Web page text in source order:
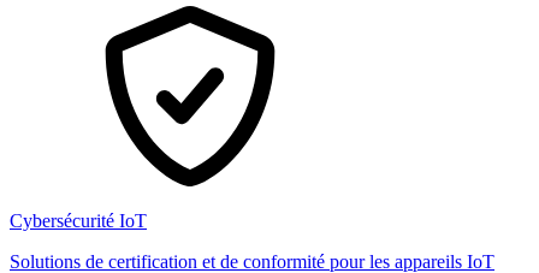
Cybersécurité IoT
Solutions de certification et de conformité pour les appareils IoT